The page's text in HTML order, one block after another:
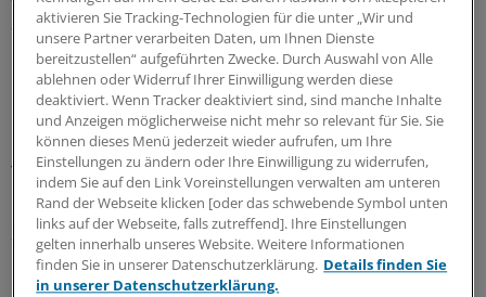
„Diesem Weg werden wir nicht zustimmen“:
Ostdeutsche Regierungschefs begehren gegen
Pflegereform auf
Klare Botschaft an den neuen
Bundesgesundheitsminister Carsten Linnemann: Die
Ministerpräsidenten von Sachsen, Sachsen-Anhalt und
Thüringen fordern Korrekturen an der geplanten
Pflegereform. Ein Punkt stört sie besonders.
31.07.2026
aktivieren Sie Tracking-Technologien für die unter „Wir und
unsere Partner verarbeiten Daten, um Ihnen Dienste
bereitzustellen“ aufgeführten Zwecke. Durch Auswahl von Alle
ablehnen oder Widerruf Ihrer Einwilligung werden diese
deaktiviert. Wenn Tracker deaktiviert sind, sind manche Inhalte
und Anzeigen möglicherweise nicht mehr so relevant für Sie. Sie
können dieses Menü jederzeit wieder aufrufen, um Ihre
Einstellungen zu ändern oder Ihre Einwilligung zu widerrufen,
indem Sie auf den Link Voreinstellungen verwalten am unteren
Rand der Webseite klicken [oder das schwebende Symbol unten
links auf der Webseite, falls zutreffend]. Ihre Einstellungen
gelten innerhalb unseres Website. Weitere Informationen
finden Sie in unserer Datenschutzerklärung. Details finden Sie
in unserer Datenschutzerklärung.